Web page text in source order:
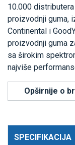
10.000
proizvodnji guma,
Continental i
proizvodnji guma
sa širokim
najviše
Opširnije o
SPECIFIKACIJA